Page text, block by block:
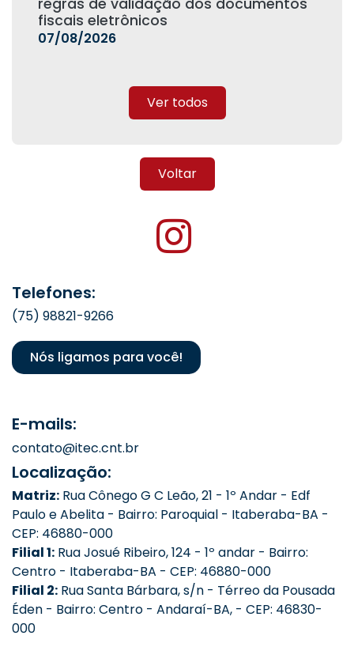
regras de validação dos documentos
fiscais eletrônicos
07/08/2026
Ver todos
Voltar
Telefones:
(75) 98821-9266
Nós ligamos para você!
E-mails:
contato@itec.cnt.br
Localização:
Matriz: Rua Cônego G C Leão, 21 - 1º Andar - Edf
Paulo e Abelita - Bairro: Paroquial - Itaberaba-BA -
CEP: 46880-000
Filial 1: Rua Josué Ribeiro, 124 - 1º andar - Bairro:
Centro - Itaberaba-BA - CEP: 46880-000
Filial 2: Rua Santa Bárbara, s/n - Térreo da Pousada
Éden - Bairro: Centro - Andaraí-BA, - CEP: 46830-
000